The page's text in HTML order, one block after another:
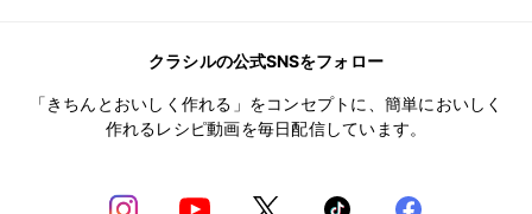
クラシルの公式SNSをフォロー
「きちんとおいしく作れる」をコンセプトに、簡単においしく
作れるレシピ動画を毎日配信しています。